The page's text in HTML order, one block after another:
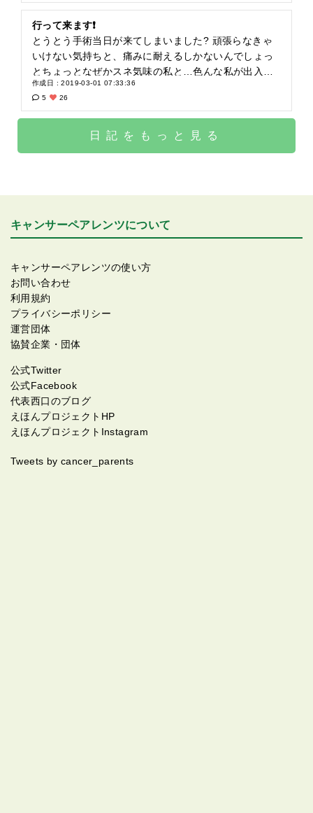
履くはめになりました(T ^ T)
ず、看護師さんに痛み止めまだだめですよね〜? と体
の位置が決まらず悶々と過ごしておりました。 今朝か
ら何故か痛みが和らぎ頑張って歩いています❗️がんセン
ターで借りた本を結局読まずに返却となりました? 病
理検査は気になりますが、無事終えてひとまずやれや
れです?
行って来ます❗️
とうとう手術当日が来てしまいました? 頑張らなきゃ
いけない気持ちと、痛みに耐えるしかないんでしょっ
とちょっとなぜかスネ気味の私と…色んな私が出入り
して忙しくなっています。まずは点滴のルート…私は
右は出やすいけど左は分かりづらい看護師さん泣かせ
の左手。前も左手二回失敗の為右手でやったけど、左
手でやるのかな? まずは看護師さんに頑張って貰わな
にそうだ、頑張って私の体からからガンを切り離して
ってきます❗️
作成日 : 2019-03-01 07:33:36
5
26
日記をもっと見る
キャンサーペアレンツについて
キャンサーペアレンツの使い方
お問い合わせ
利用規約
プライバシーポリシー
運営団体
協賛企業・団体
公式Twitter
公式Facebook
代表西口のブログ
えほんプロジェクトHP
えほんプロジェクトInstagram
Tweets by cancer_parents